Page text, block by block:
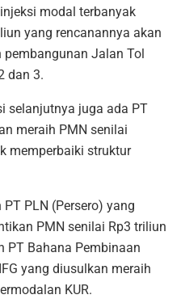
modal terbanyak
yang rencanannya akan
Jalan Tol
dan 3.
selanjutnya juga ada PT
meraih PMN senilai
memperbaiki struktur
PLN (Persero) yang
PMN senilai Rp3 triliun
PT Bahana Pembinaan
yang diusulkan meraih
KUR.